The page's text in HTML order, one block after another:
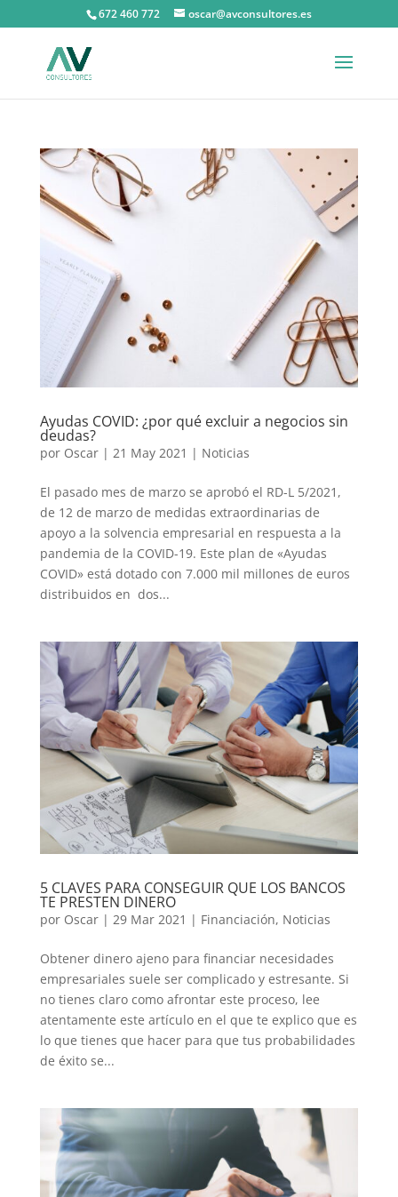
672 460 772 oscar@avconsultores.es
Ayudas COVID: ¿por qué excluir a negocios sin
deudas?
por Oscar| 21 May 2021 | Noticias
El pasado mes de marzo se aprobó el RD-L 5/2021,
de 12 de marzo de medidas extraordinarias de
apoyo a la solvencia empresarial en respuesta a la
pandemia de la COVID-19. Este plan de «Ayudas
COVID» está dotado con 7.000 mil millones de euros
distribuidos en dos...
5 CLAVES PARA CONSEGUIR QUE LOS BANCOS
TE PRESTEN DINERO
por Oscar| 29 Mar 2021 | Financiación, Noticias
Obtener dinero ajeno para financiar necesidades
empresariales suele ser complicado y estresante. Si
no tienes claro como afrontar este proceso, lee
atentamente este artículo en el que te explico que es
lo que tienes que hacer para que tus probabilidades
de éxito se...